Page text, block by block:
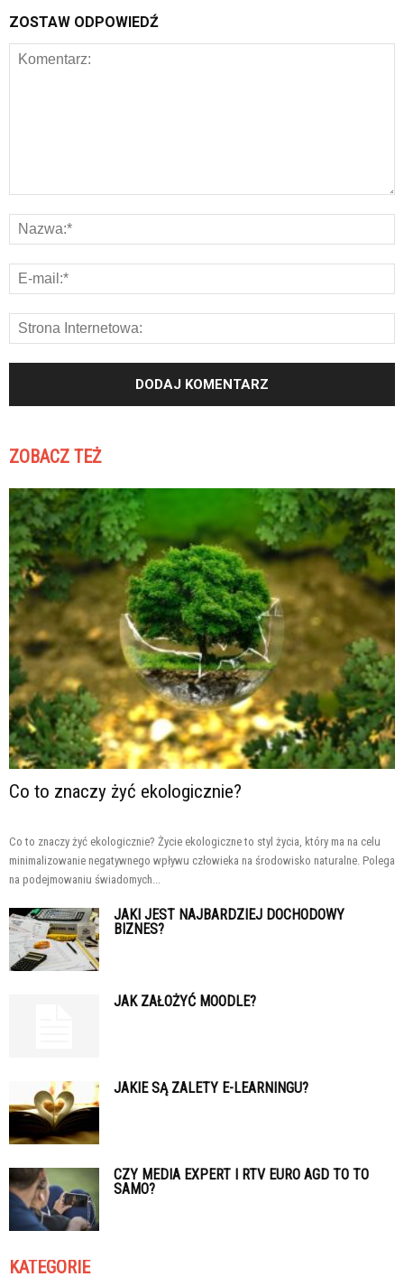
ZOSTAW ODPOWIEDŹ
ZOBACZ TEŻ
Co to znaczy żyć ekologicznie?
Co to znaczy żyć ekologicznie? Życie ekologiczne to styl życia, który ma na celu
minimalizowanie negatywnego wpływu człowieka na środowisko naturalne. Polega
na podejmowaniu świadomych...
JAKI JEST NAJBARDZIEJ DOCHODOWY
BIZNES?
JAK ZAŁOŻYĆ MOODLE?
JAKIE SĄ ZALETY E-LEARNINGU?
CZY MEDIA EXPERT I RTV EURO AGD TO TO
SAMO?
KATEGORIE